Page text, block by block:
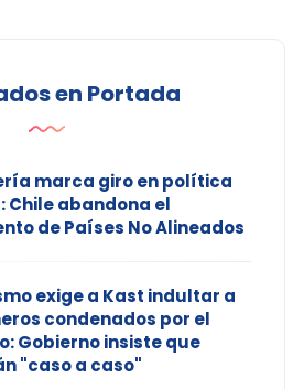
en Portada
marca giro en política
Chile abandona el
de Países No Alineados
exige a Kast indultar a
condenados por el
Gobierno insiste que
"caso a caso"